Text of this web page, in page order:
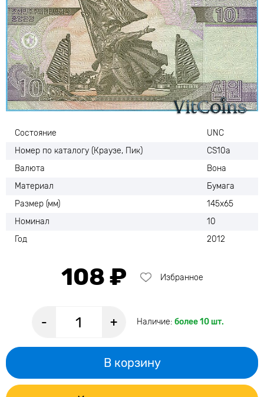
Состояние
UNC
Номер по каталогу (Краузе, Пик)
CS10a
Валюта
Вона
Материал
Бумага
Размер (мм)
145х65
Номинал
10
Год
2012
108 ₽ Избранное
- + Наличие: более 10 шт.
В корзину